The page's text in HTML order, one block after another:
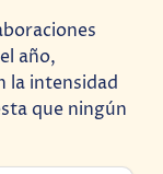
año,
la intensidad
que ningún